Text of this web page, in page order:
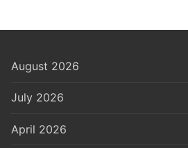
August 2026
July 2026
April 2026